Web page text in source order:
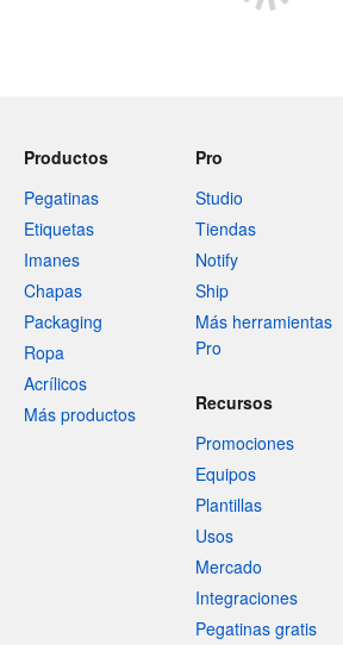
Productos
Pegatinas
Etiquetas
Imanes
Chapas
Packaging
Ropa
Acrílicos
Más productos
Pro
Studio
Tiendas
Notify
Ship
Más herramientas
Pro
Recursos
Promociones
Equipos
Plantillas
Usos
Mercado
Integraciones
Pegatinas gratis